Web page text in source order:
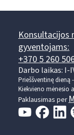
Konsultacijos
gyventojams:
+370 5 260
Darbo laikas: I-
Prieššventinę
Kiekvieno mėnesio
Paklausimas per